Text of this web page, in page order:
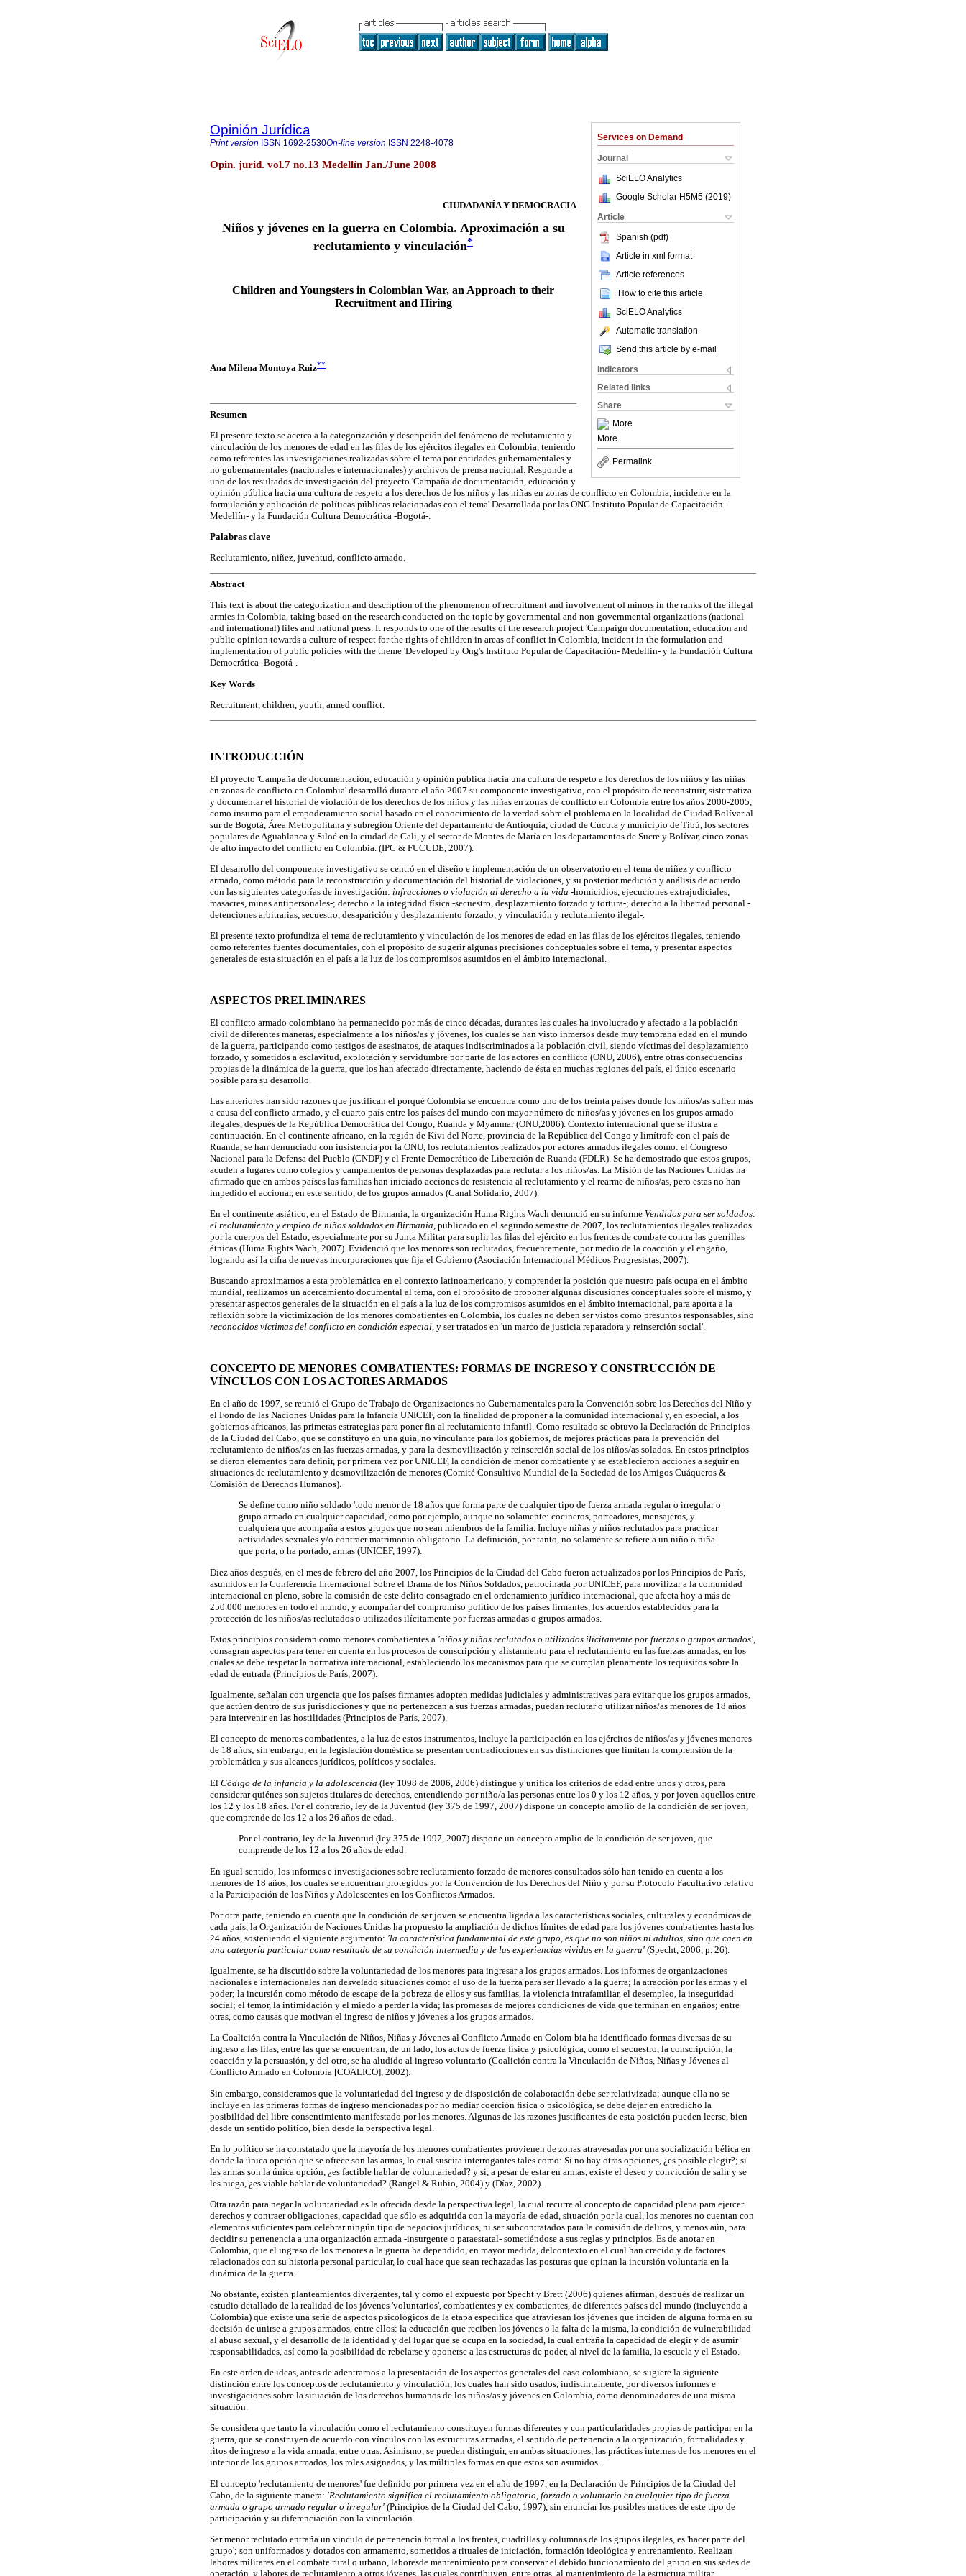
Services on Demand
Journal
SciELO Analytics
Google Scholar H5M5 (2019)
Article
Spanish (pdf)
Article in xml format
Article references
How to cite this article
SciELO Analytics
Automatic translation
Send this article by e-mail
Indicators
Related links
Share
More
More
Permalink
Opinión Jurídica
Print version ISSN 1692-2530On-line version ISSN 2248-4078
Opin. jurid. vol.7 no.13 Medellín Jan./June 2008
CIUDADANÍA Y DEMOCRACIA
Niños y jóvenes en la guerra en Colombia. Aproximación a su
reclutamiento y vinculación*
Children and Youngsters in Colombian War, an Approach to their
Recruitment and Hiring
Ana Milena Montoya Ruiz**
Resumen
El presente texto se acerca a la categorización y descripción del fenómeno de reclutamiento y
vinculación de los menores de edad en las filas de los ejércitos ilegales en Colombia, teniendo
como referentes las investigaciones realizadas sobre el tema por entidades gubernamentales y
no gubernamentales (nacionales e internacionales) y archivos de prensa nacional. Responde a
uno de los resultados de investigación del proyecto 'Campaña de documentación, educación y
opinión pública hacia una cultura de respeto a los derechos de los niños y las niñas en zonas de conflicto en Colombia, incidente en la
formulación y aplicación de políticas públicas relacionadas con el tema' Desarrollada por las ONG Instituto Popular de Capacitación -
Medellín- y la Fundación Cultura Democrática -Bogotá-.
Palabras clave
Reclutamiento, niñez, juventud, conflicto armado.
Abstract
This text is about the categorization and description of the phenomenon of recruitment and involvement of minors in the ranks of the illegal
armies in Colombia, taking based on the research conducted on the topic by governmental and non-governmental organizations (national
and international) files and national press. It responds to one of the results of the research project 'Campaign documentation, education and
public opinion towards a culture of respect for the rights of children in areas of conflict in Colombia, incident in the formulation and
implementation of public policies with the theme 'Developed by Ong's Instituto Popular de Capacitación- Medellin- y la Fundación Cultura
Democrática- Bogotá-.
Key Words
Recruitment, children, youth, armed conflict.
INTRODUCCIÓN
El proyecto 'Campaña de documentación, educación y opinión pública hacia una cultura de respeto a los derechos de los niños y las niñas
en zonas de conflicto en Colombia' desarrolló durante el año 2007 su componente investigativo, con el propósito de reconstruir, sistematiza
y documentar el historial de violación de los derechos de los niños y las niñas en zonas de conflicto en Colombia entre los años 2000-2005,
como insumo para el empoderamiento social basado en el conocimiento de la verdad sobre el problema en la localidad de Ciudad Bolívar al
sur de Bogotá, Área Metropolitana y subregión Oriente del departamento de Antioquia, ciudad de Cúcuta y municipio de Tibú, los sectores
populares de Aguablanca y Siloé en la ciudad de Cali, y el sector de Montes de María en los departamentos de Sucre y Bolívar, cinco zonas
de alto impacto del conflicto en Colombia. (IPC & FUCUDE, 2007).
El desarrollo del componente investigativo se centró en el diseño e implementación de un observatorio en el tema de niñez y conflicto
armado, como método para la reconstrucción y documentación del historial de violaciones, y su posterior medición y análisis de acuerdo
con las siguientes categorías de investigación: infracciones o violación al derecho a la vida -homicidios, ejecuciones extrajudiciales,
masacres, minas antipersonales-; derecho a la integridad física -secuestro, desplazamiento forzado y tortura-; derecho a la libertad personal -
detenciones arbitrarias, secuestro, desaparición y desplazamiento forzado, y vinculación y reclutamiento ilegal-.
El presente texto profundiza el tema de reclutamiento y vinculación de los menores de edad en las filas de los ejércitos ilegales, teniendo
como referentes fuentes documentales, con el propósito de sugerir algunas precisiones conceptuales sobre el tema, y presentar aspectos
generales de esta situación en el país a la luz de los compromisos asumidos en el ámbito internacional.
ASPECTOS PRELIMINARES
El conflicto armado colombiano ha permanecido por más de cinco décadas, durantes las cuales ha involucrado y afectado a la población
civil de diferentes maneras, especialmente a los niños/as y jóvenes, los cuales se han visto inmersos desde muy temprana edad en el mundo
de la guerra, participando como testigos de asesinatos, de ataques indiscriminados a la población civil, siendo víctimas del desplazamiento
forzado, y sometidos a esclavitud, explotación y servidumbre por parte de los actores en conflicto (ONU, 2006), entre otras consecuencias
propias de la dinámica de la guerra, que los han afectado directamente, haciendo de ésta en muchas regiones del país, el único escenario
posible para su desarrollo.
Las anteriores han sido razones que justifican el porqué Colombia se encuentra como uno de los treinta países donde los niños/as sufren más
a causa del conflicto armado, y el cuarto país entre los países del mundo con mayor número de niños/as y jóvenes en los grupos armado
ilegales, después de la República Democrática del Congo, Ruanda y Myanmar (ONU,2006). Contexto internacional que se ilustra a
continuación. En el continente africano, en la región de Kivi del Norte, provincia de la República del Congo y limítrofe con el país de
Ruanda, se han denunciado con insistencia por la ONU, los reclutamientos realizados por actores armados ilegales como: el Congreso
Nacional para la Defensa del Pueblo (CNDP) y el Frente Democrático de Liberación de Ruanda (FDLR). Se ha demostrado que estos grupos,
acuden a lugares como colegios y campamentos de personas desplazadas para reclutar a los niños/as. La Misión de las Naciones Unidas ha
afirmado que en ambos países las familias han iniciado acciones de resistencia al reclutamiento y el rearme de niños/as, pero estas no han
impedido el accionar, en este sentido, de los grupos armados (Canal Solidario, 2007).
En el continente asiático, en el Estado de Birmania, la organización Huma Rights Wach denunció en su informe Vendidos para ser soldados:
el reclutamiento y empleo de niños soldados en Birmania , publicado en el segundo semestre de 2007, los reclutamientos ilegales realizados
por la cuerpos del Estado, especialmente por su Junta Militar para suplir las filas del ejército en los frentes de combate contra las guerrillas
étnicas (Huma Rights Wach, 2007). Evidenció que los menores son reclutados, frecuentemente, por medio de la coacción y el engaño,
logrando así la cifra de nuevas incorporaciones que fija el Gobierno (Asociación Internacional Médicos Progresistas, 2007).
Buscando aproximarnos a esta problemática en el contexto latinoamericano, y comprender la posición que nuestro país ocupa en el ámbito
mundial, realizamos un acercamiento documental al tema, con el propósito de proponer algunas discusiones conceptuales sobre el mismo, y
presentar aspectos generales de la situación en el país a la luz de los compromisos asumidos en el ámbito internacional, para aporta a la
reflexión sobre la victimización de los menores combatientes en Colombia, los cuales no deben ser vistos como presuntos responsables, sino
reconocidos víctimas del conflicto en condición especial, y ser tratados en 'un marco de justicia reparadora y reinserción social'.
CONCEPTO DE MENORES COMBATIENTES: FORMAS DE INGRESO Y CONSTRUCCIÓN DE
VÍNCULOS CON LOS ACTORES ARMADOS
En el año de 1997, se reunió el Grupo de Trabajo de Organizaciones no Gubernamentales para la Convención sobre los Derechos del Niño y
el Fondo de las Naciones Unidas para la Infancia UNICEF, con la finalidad de proponer a la comunidad internacional y, en especial, a los
gobiernos africanos, las primeras estrategias para poner fin al reclutamiento infantil. Como resultado se obtuvo la Declaración de Principios
de la Ciudad del Cabo, que se constituyó en una guía, no vinculante para los gobiernos, de mejores prácticas para la prevención del
reclutamiento de niños/as en las fuerzas armadas, y para la desmovilización y reinserción social de los niños/as solados. En estos principios
se dieron elementos para definir, por primera vez por UNICEF, la condición de menor combatiente y se establecieron acciones a seguir en
situaciones de reclutamiento y desmovilización de menores (Comité Consultivo Mundial de la Sociedad de los Amigos Cuáqueros &
Comisión de Derechos Humanos).
Se define como niño soldado 'todo menor de 18 años que forma parte de cualquier tipo de fuerza armada regular o irregular o
grupo armado en cualquier capacidad, como por ejemplo, aunque no solamente: cocineros, porteadores, mensajeros, y
cualquiera que acompaña a estos grupos que no sean miembros de la familia. Incluye niñas y niños reclutados para practicar
actividades sexuales y/o contraer matrimonio obligatorio. La definición, por tanto, no solamente se refiere a un niño o niña
que porta, o ha portado, armas (UNICEF, 1997).
Diez años después, en el mes de febrero del año 2007, los Principios de la Ciudad del Cabo fueron actualizados por los Principios de París,
asumidos en la Conferencia Internacional Sobre el Drama de los Niños Soldados, patrocinada por UNICEF, para movilizar a la comunidad
internacional en pleno, sobre la comisión de este delito consagrado en el ordenamiento jurídico internacional, que afecta hoy a más de
250.000 menores en todo el mundo, y acompañar del compromiso político de los países firmantes, los acuerdos establecidos para la
protección de los niños/as reclutados o utilizados ilícitamente por fuerzas armadas o grupos armados.
Estos principios consideran como menores combatientes a 'niños y niñas reclutados o utilizados ilícitamente por fuerzas o grupos armados',
consagran aspectos para tener en cuenta en los procesos de conscripción y alistamiento para el reclutamiento en las fuerzas armadas, en los
cuales se debe respetar la normativa internacional, estableciendo los mecanismos para que se cumplan plenamente los requisitos sobre la
edad de entrada (Principios de París, 2007).
Igualmente, señalan con urgencia que los países firmantes adopten medidas judiciales y administrativas para evitar que los grupos armados,
que actúen dentro de sus jurisdicciones y que no pertenezcan a sus fuerzas armadas, puedan reclutar o utilizar niños/as menores de 18 años
para intervenir en las hostilidades (Principios de París, 2007).
El concepto de menores combatientes, a la luz de estos instrumentos, incluye la participación en los ejércitos de niños/as y jóvenes menores
de 18 años; sin embargo, en la legislación doméstica se presentan contradicciones en sus distinciones que limitan la comprensión de la
problemática y sus alcances jurídicos, políticos y sociales.
El Código de la infancia y la adolescencia (ley 1098 de 2006, 2006) distingue y unifica los criterios de edad entre unos y otros, para
considerar quiénes son sujetos titulares de derechos, entendiendo por niño/a las personas entre los 0 y los 12 años, y por joven aquellos entre
los 12 y los 18 años. Por el contrario, ley de la Juventud (ley 375 de 1997, 2007) dispone un concepto amplio de la condición de ser joven,
que comprende de los 12 a los 26 años de edad.
Por el contrario, ley de la Juventud (ley 375 de 1997, 2007) dispone un concepto amplio de la condición de ser joven, que
comprende de los 12 a los 26 años de edad.
En igual sentido, los informes e investigaciones sobre reclutamiento forzado de menores consultados sólo han tenido en cuenta a los
menores de 18 años, los cuales se encuentran protegidos por la Convención de los Derechos del Niño y por su Protocolo Facultativo relativo
a la Participación de los Niños y Adolescentes en los Conflictos Armados.
Por otra parte, teniendo en cuenta que la condición de ser joven se encuentra ligada a las características sociales, culturales y económicas de
cada país, la Organización de Naciones Unidas ha propuesto la ampliación de dichos límites de edad para los jóvenes combatientes hasta los
24 años, sosteniendo el siguiente argumento: 'la característica fundamental de este grupo, es que no son niños ni adultos, sino que caen en
una categoría particular como resultado de su condición intermedia y de las experiencias vividas en la guerra' (Specht, 2006, p. 26).
Igualmente, se ha discutido sobre la voluntariedad de los menores para ingresar a los grupos armados. Los informes de organizaciones
nacionales e internacionales han desvelado situaciones como: el uso de la fuerza para ser llevado a la guerra; la atracción por las armas y el
poder; la incursión como método de escape de la pobreza de ellos y sus familias, la violencia intrafamiliar, el desempleo, la inseguridad
social; el temor, la intimidación y el miedo a perder la vida; las promesas de mejores condiciones de vida que terminan en engaños; entre
otras, como causas que motivan el ingreso de niños y jóvenes a los grupos armados.
La Coalición contra la Vinculación de Niños, Niñas y Jóvenes al Conflicto Armado en Colom-bia ha identificado formas diversas de su
ingreso a las filas, entre las que se encuentran, de un lado, los actos de fuerza física y psicológica, como el secuestro, la conscripción, la
coacción y la persuasión, y del otro, se ha aludido al ingreso voluntario (Coalición contra la Vinculación de Niños, Niñas y Jóvenes al
Conflicto Armado en Colombia [COALICO], 2002).
Sin embargo, consideramos que la voluntariedad del ingreso y de disposición de colaboración debe ser relativizada; aunque ella no se
incluye en las primeras formas de ingreso mencionadas por no mediar coerción física o psicológica, se debe dejar en entredicho la
posibilidad del libre consentimiento manifestado por los menores. Algunas de las razones justificantes de esta posición pueden leerse, bien
desde un sentido político, bien desde la perspectiva legal.
En lo político se ha constatado que la mayoría de los menores combatientes provienen de zonas atravesadas por una socialización bélica en
donde la única opción que se ofrece son las armas, lo cual suscita interrogantes tales como: Si no hay otras opciones, ¿es posible elegir?; si
las armas son la única opción, ¿es factible hablar de voluntariedad? y si, a pesar de estar en armas, existe el deseo y convicción de salir y se
les niega, ¿es viable hablar de voluntariedad? (Rangel & Rubio, 2004) y (Díaz, 2002).
Otra razón para negar la voluntariedad es la ofrecida desde la perspectiva legal, la cual recurre al concepto de capacidad plena para ejercer
derechos y contraer obligaciones, capacidad que sólo es adquirida con la mayoría de edad, situación por la cual, los menores no cuentan con
elementos suficientes para celebrar ningún tipo de negocios jurídicos, ni ser subcontratados para la comisión de delitos, y menos aún, para
decidir su pertenencia a una organización armada -insurgente o paraestatal- sometiéndose a sus reglas y principios. Es de anotar en
Colombia, que el ingreso de los menores a la guerra ha dependido, en mayor medida, delcontexto en el cual han crecido y de factores
relacionados con su historia personal particular, lo cual hace que sean rechazadas las posturas que opinan la incursión voluntaria en la
dinámica de la guerra.
No obstante, existen planteamientos divergentes, tal y como el expuesto por Specht y Brett (2006) quienes afirman, después de realizar un
estudio detallado de la realidad de los jóvenes 'voluntarios', combatientes y ex combatientes, de diferentes países del mundo (incluyendo a
Colombia) que existe una serie de aspectos psicológicos de la etapa específica que atraviesan los jóvenes que inciden de alguna forma en su
decisión de unirse a grupos armados, entre ellos: la educación que reciben los jóvenes o la falta de la misma, la condición de vulnerabilidad
al abuso sexual, y el desarrollo de la identidad y del lugar que se ocupa en la sociedad, la cual entraña la capacidad de elegir y de asumir
responsabilidades, así como la posibilidad de rebelarse y oponerse a las estructuras de poder, al nivel de la familia, la escuela y el Estado.
En este orden de ideas, antes de adentrarnos a la presentación de los aspectos generales del caso colombiano, se sugiere la siguiente
distinción entre los conceptos de reclutamiento y vinculación, los cuales han sido usados, indistintamente, por diversos informes e
investigaciones sobre la situación de los derechos humanos de los niños/as y jóvenes en Colombia, como denominadores de una misma
situación.
Se considera que tanto la vinculación como el reclutamiento constituyen formas diferentes y con particularidades propias de participar en la
guerra, que se construyen de acuerdo con vínculos con las estructuras armadas, el sentido de pertenencia a la organización, formalidades y
ritos de ingreso a la vida armada, entre otras. Asimismo, se pueden distinguir, en ambas situaciones, las prácticas internas de los menores en el
interior de los grupos armados, los roles asignados, y las múltiples formas en que estos son asumidos.
El concepto 'reclutamiento de menores' fue definido por primera vez en el año de 1997, en la Declaración de Principios de la Ciudad del
Cabo, de la siguiente manera: 'Reclutamiento significa el reclutamiento obligatorio, forzado o voluntario en cualquier tipo de fuerza
armada o grupo armado regular o irregular' (Principios de la Ciudad del Cabo, 1997), sin enunciar los posibles matices de este tipo de
participación y su diferenciación con la vinculación.
Ser menor reclutado entraña un vínculo de pertenencia formal a los frentes, cuadrillas y columnas de los grupos ilegales, es 'hacer parte del
grupo'; son uniformados y dotados con armamento, sometidos a rituales de iniciación, formación ideológica y entrenamiento. Realizan
labores militares en el combate rural o urbano, laboresde mantenimiento para conservar el debido funcionamiento del grupo en sus sedes de
operación, y labores de reclutamiento a otros jóvenes, las cuales contribuyen, entre otras, al mantenimiento de la estructura militar.